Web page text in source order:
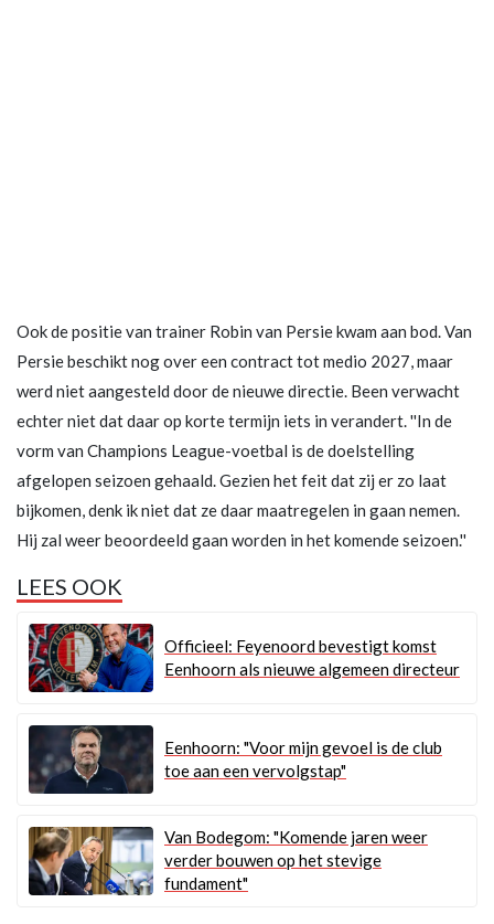
Ook de positie van trainer Robin van Persie kwam aan bod. Van
Persie beschikt nog over een contract tot medio 2027, maar
werd niet aangesteld door de nieuwe directie. Been verwacht
echter niet dat daar op korte termijn iets in verandert. ''In de
vorm van Champions League-voetbal is de doelstelling
afgelopen seizoen gehaald. Gezien het feit dat zij er zo laat
bijkomen, denk ik niet dat ze daar maatregelen in gaan nemen.
Hij zal weer beoordeeld gaan worden in het komende seizoen.''
LEES OOK
Officieel: Feyenoord bevestigt komst
Eenhoorn als nieuwe algemeen directeur
Eenhoorn: "Voor mijn gevoel is de club
toe aan een vervolgstap"
Van Bodegom: "Komende jaren weer
verder bouwen op het stevige
fundament"